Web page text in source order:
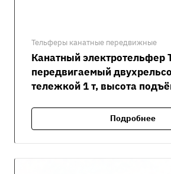
Тельферы канатные передвижные
Канатный электротельфер
передвигаемый
тележкой 1 т, высота
Подробнее